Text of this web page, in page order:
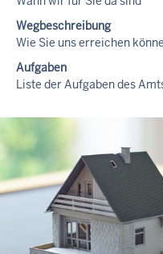
Wegbeschreibung
Wie Sie uns erreichen
Aufgaben
Liste der Aufgaben des